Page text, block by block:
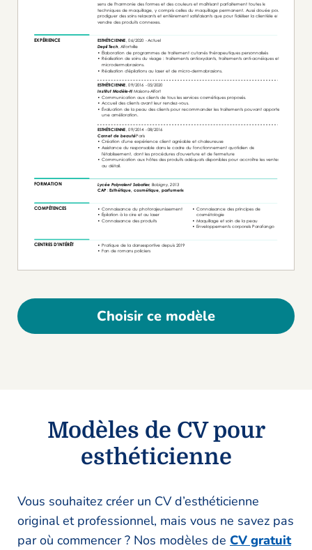
Choisir ce modèle
Modèles de CV pour
esthéticienne
Vous souhaitez créer un CV d’esthéticienne
original et professionnel, mais vous ne savez pas
par où commencer ? Nos modèles de CV gratuit